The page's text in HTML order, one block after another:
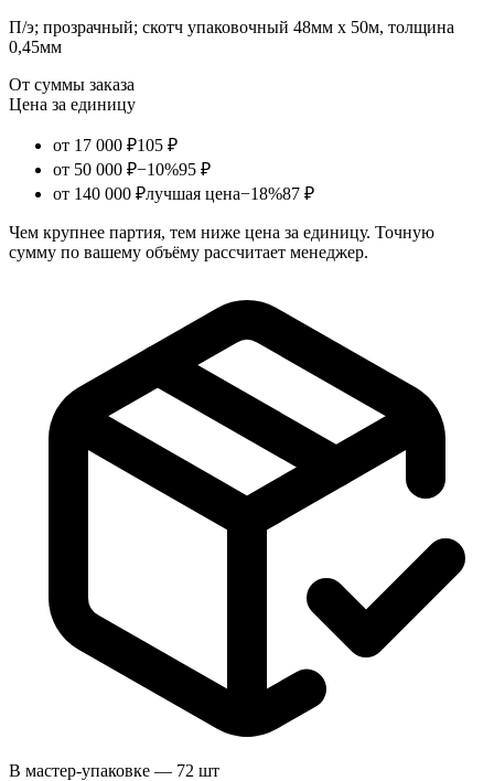
П/э; прозрачный; скотч упаковочный 48мм х 50м, толщина
0,45мм
От суммы заказа
Цена за единицу
от 17 000 ₽105 ₽
от 50 000 ₽−10%95 ₽
от 140 000 ₽лучшая цена−18%87 ₽
Чем крупнее партия, тем ниже цена за единицу. Точную
сумму по вашему объёму рассчитает менеджер.
В мастер-упаковке — 72 шт